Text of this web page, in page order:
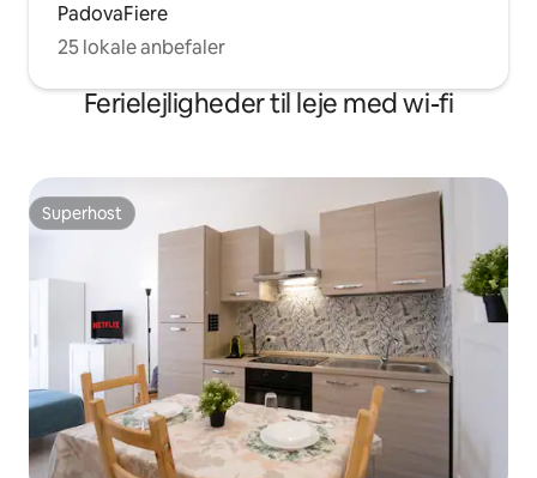
PadovaFiere
25 lokale anbefaler
Ferielejligheder til leje med wi-fi
Superhost
Superhost